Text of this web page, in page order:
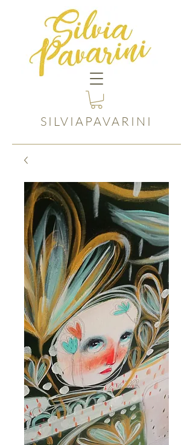
SILVIAPAVARINI